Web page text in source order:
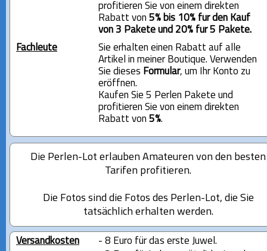
profitieren Sie von einem direkten
Rabatt von 5% bis 10% für den Kauf
von 3 Pakete und 20% für 5 Pakete.
Fachleute
Sie erhalten einen Rabatt auf alle
Artikel in meiner Boutique. Verwenden
Sie dieses Formular, um Ihr Konto zu
eröffnen.
Kaufen Sie 5 Perlen Pakete und
profitieren Sie von einem direkten
Rabatt von 5%.
Die Perlen-Lot erlauben Amateuren von den besten
Tarifen profitieren.
Die Fotos sind die Fotos des Perlen-Lot, die Sie
tatsächlich erhalten werden.
Versandkosten
- 8 Euro für das erste Juwel.